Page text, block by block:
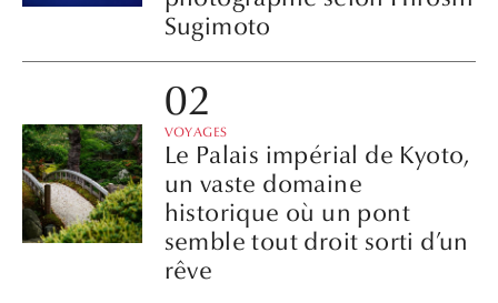
Sugimoto
VOYAGES
Le Palais impérial de Kyoto,
un vaste domaine
historique où un pont
semble tout droit sorti d’un
rêve